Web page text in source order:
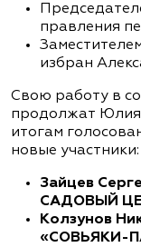
правления
избран
Свою работу в
продолжат
итогам
новые участники:
Зайцев
САДОВЫЙ
Колзунов
«СОВЬЯКИ-